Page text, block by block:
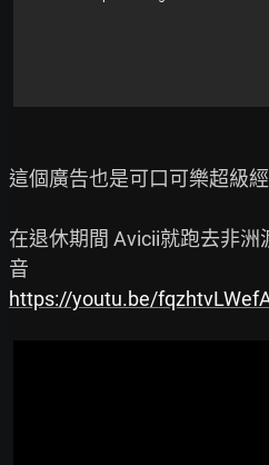
這個廣告也是可口可樂超級
在退休期間 Avicii就跑去非洲
https://youtu.be/